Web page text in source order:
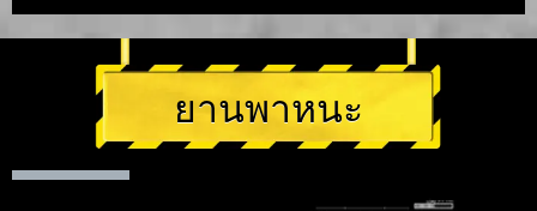
ยานพาหนะ